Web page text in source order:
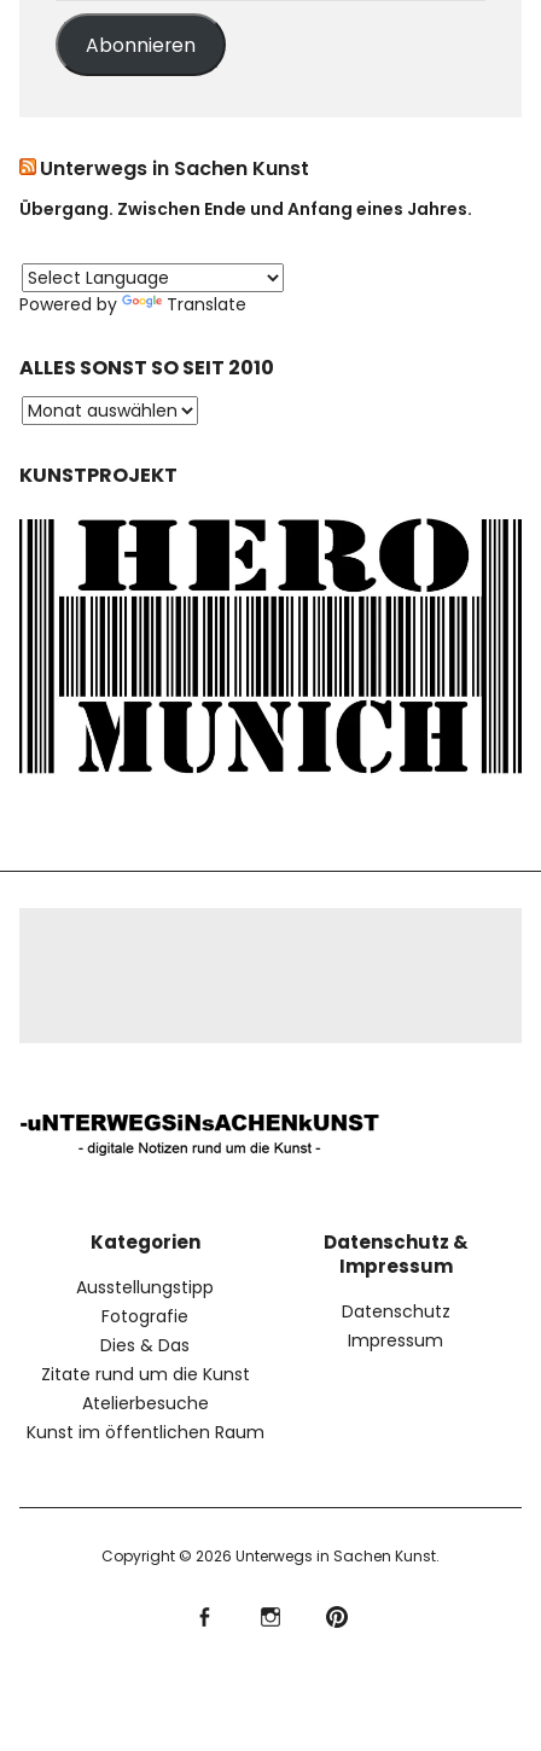
Abonnieren
Unterwegs in Sachen Kunst
Übergang. Zwischen Ende und Anfang eines Jahres.
Powered by Translate
ALLES SONST SO SEIT 2010
KUNSTPROJEKT
Kategorien
Ausstellungstipp
Fotografie
Dies & Das
Zitate rund um die Kunst
Atelierbesuche
Kunst im öffentlichen Raum
Datenschutz &
Impressum
Datenschutz
Impressum
Copyright © 2026 Unterwegs in Sachen Kunst